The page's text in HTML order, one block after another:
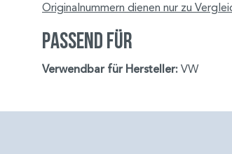
Originalnummern dienen nur zu
Passend für
Verwendbar für Hersteller: VW